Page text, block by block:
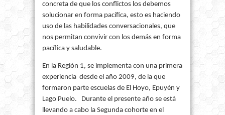
concreta de que los conflictos los debemos
solucionar en forma pacífica, esto es haciendo
uso de las habilidades conversacionales, que
nos permitan convivir con los demás en forma
pacífica y saludable.
En la Región 1, se implementa con una primera
experiencia desde el año 2009, de la que
formaron parte escuelas de El Hoyo, Epuyén y
Lago Puelo. Durante el presente año se está
llevando a cabo la Segunda cohorte en el